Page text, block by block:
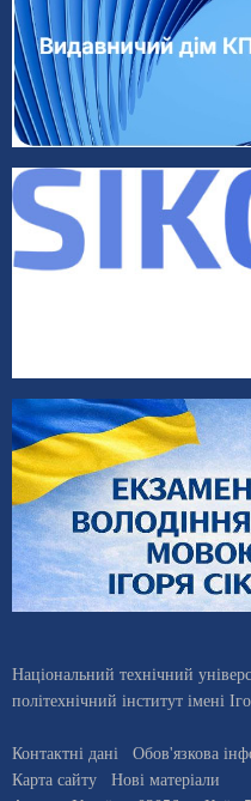
Національний технічний
політехнічний інститут імені
Контактні дані Обов'язкова
Карта сайту
Нові матеріали